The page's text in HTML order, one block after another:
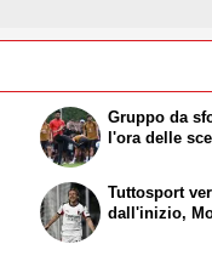
Gruppo da
l'ora delle
Tuttosport
dall'inizio,